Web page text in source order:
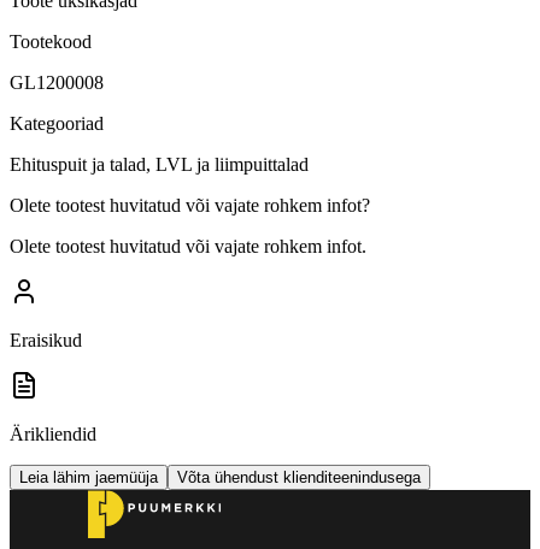
Tootekood
GL1200008
Kategooriad
Ehituspuit ja talad, LVL ja liimpuittalad
Olete tootest huvitatud või vajate rohkem infot?
Olete tootest huvitatud või vajate rohkem infot.
Eraisikud
Ärikliendid
Leia lähim jaemüüja Võta ühendust klienditeenindusega